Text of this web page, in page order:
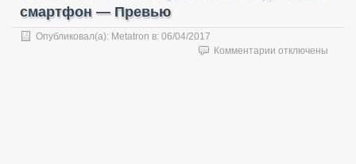
смартфон — Превью
Опубликовал(а): Metatron в: 06/04/2017
Комментарии котключены